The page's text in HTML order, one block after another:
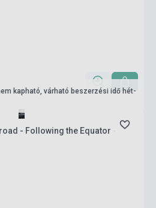
kapható, várható beszerzési idő hét-
- Following the Equator -